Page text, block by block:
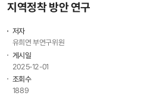
지역정착 방안 연구
저자
유희연 부연구위원
게시일
2025-12-01
조회수
1889